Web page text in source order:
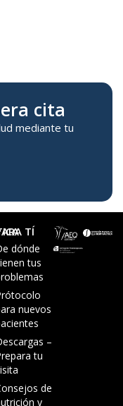
cita
mediante tu
TÍ
dónde
tus
nuevos
–
tu
de
y